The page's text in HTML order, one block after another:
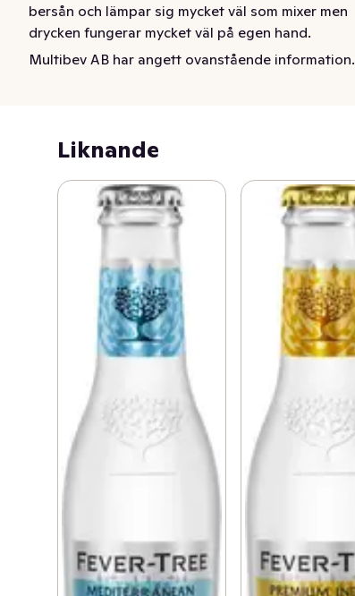
bersån och lämpar sig mycket väl som mixer men
drycken fungerar mycket väl på egen hand.
Multibev AB har angett ovanstående information.
Liknande